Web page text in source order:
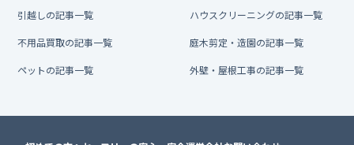
引越しの記事一覧 ハウスクリーニングの記事一覧
不用品買取の記事一覧 庭木剪定・造園の記事一覧
ペットの記事一覧 外壁・屋根工事の記事一覧